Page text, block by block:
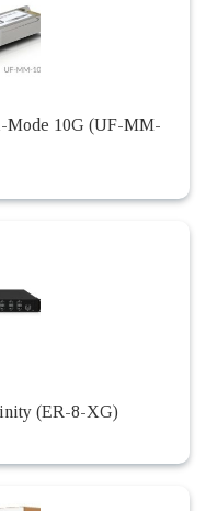
10G (UF-MM-
(ER-8-XG)